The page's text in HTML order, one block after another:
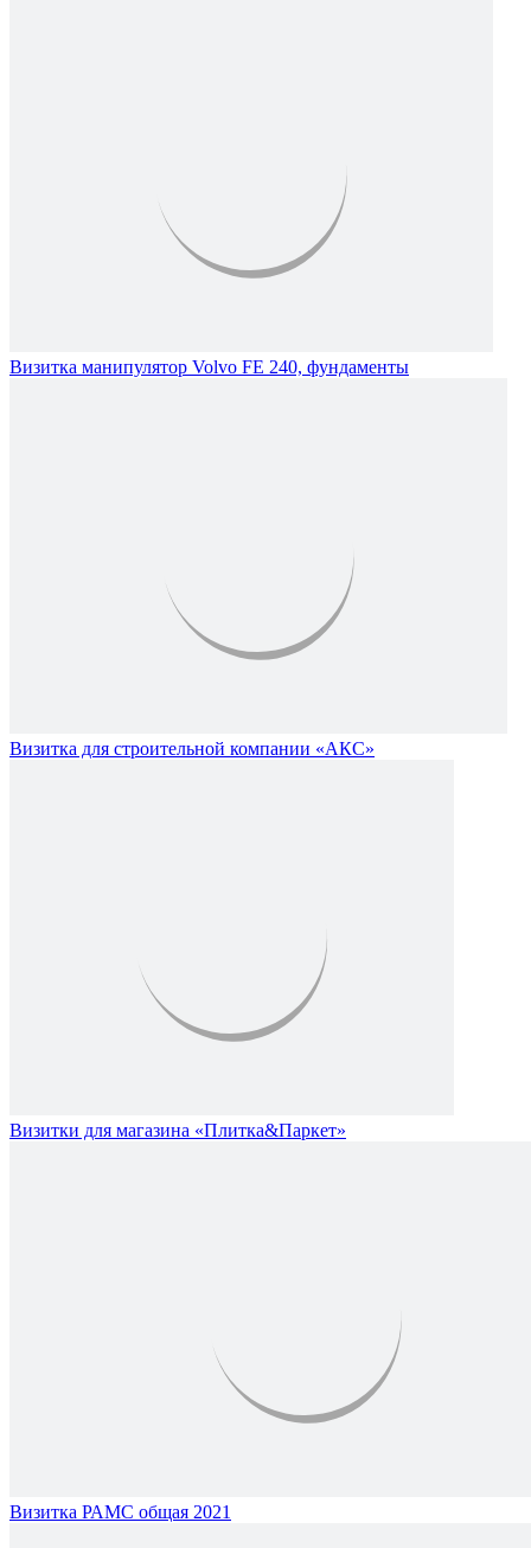
Визитка манипулятор Volvo FE 240, фундаменты
Визитка для строительной компании «АКС»
Визитки для магазина «Плитка&Паркет»
Визитка РАМС общая 2021